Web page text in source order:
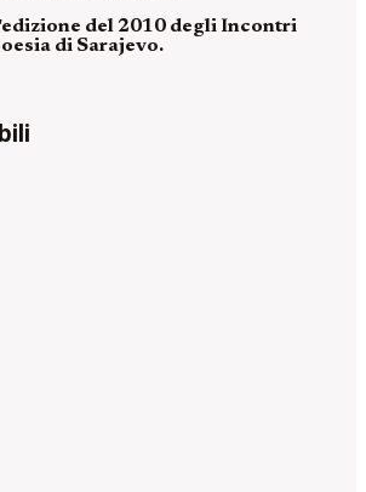
del 2010 degli Incontri
di Sarajevo.